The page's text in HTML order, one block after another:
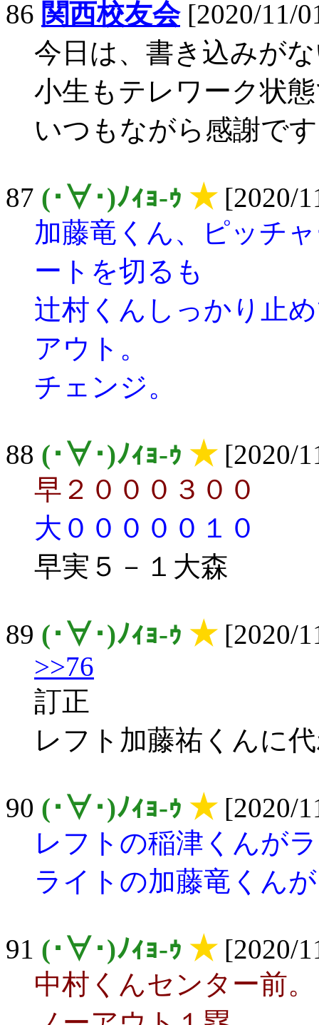
86 関西校友会[2020/11/
今日は、書き込みが
小生もテレワーク状
いつもながら感謝で
87 (･∀･)ﾉｨｮ-ｩ ★[2020/
加藤竜くん、ピッチ
ートを切るも
辻村くんしっかり止
アウト。
チェンジ。
88 (･∀･)ﾉｨｮ-ｩ ★[2020/
早２０００３００
大０００００１０
早実５－１大森
89 (･∀･)ﾉｨｮ-ｩ ★[2020/
>>76
訂正
レフト加藤祐くんに
90 (･∀･)ﾉｨｮ-ｩ ★[2020/
レフトの稲津くんが
ライトの加藤竜くん
91 (･∀･)ﾉｨｮ-ｩ ★[2020/
中村くんセンター前。